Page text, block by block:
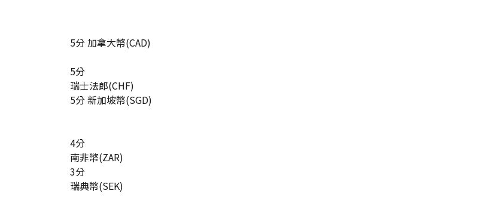
5分 加拿大幣(CAD)
5分
瑞士法郎(CHF)
5分 新加坡幣(SGD)
4分
南非幣(ZAR)
3分
瑞典幣(SEK)